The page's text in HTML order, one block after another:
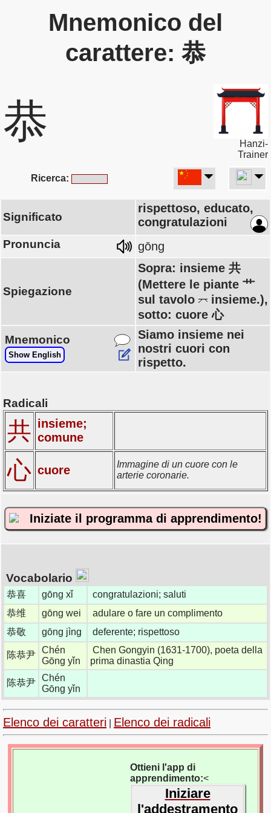
Mnemonico del
carattere: 恭
恭
Hanzi-
Trainer
Ricerca:
Significato
rispettoso, educato,
congratulazioni
Pronuncia gōng
Spiegazione
Sopra: insieme 共
(Mettere le piante 艹
sul tavolo
insieme.),
sotto: cuore 心
Mnemonico
Show English
Siamo insieme nei
nostri cuori con
rispetto.
Radicali
共 insieme;
comune
心 cuore
Immagine di un cuore con le
arterie coronarie.
Iniziate il programma di apprendimento!
Vocabolario
恭喜 gōng xǐ
congratulazioni; saluti
恭维
gōng wei
adulare o fare un complimento
恭敬
gōng jìng deferente; rispettoso
陈恭尹 Chén
Gōng yǐn
Chen Gongyin (1631-1700), poeta della
prima dinastia Qing
陈恭尹 Chén
Gōng yǐn
Elenco dei caratteri Elenco dei radicali
Ottieni l'app di
apprendimento:<
Iniziare
l'addestramento